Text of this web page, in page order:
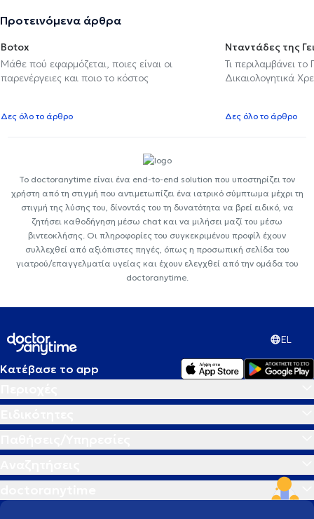
Προτεινόμενα άρθρα
Botox
Μάθε πού εφαρμόζεται, ποιες είναι οι
παρενέργειες και ποιο το κόστος
Δες όλο το άρθρο
Νταντάδες της
Τι περιλαμβάνει
Δικαιολογητικά
Δες όλο το άρθρο
Το doctoranytime είναι ένα end-to-end solution που υποστηρίζει τον
χρήστη από τη στιγμή που αντιμετωπίζει ένα ιατρικό σύμπτωμα μέχρι τη
στιγμή της λύσης του, δίνοντάς του τη δυνατότητα να βρεί ειδικό, να
ζητήσει καθοδήγηση μέσω chat και να μιλήσει μαζί του μέσω
βιντεοκλήσης. Οι πληροφορίες του συγκεκριμένου προφίλ έχουν
συλλεχθεί από αξιόπιστες πηγές, όπως η προσωπική σελίδα του
γιατρού/επαγγελματία υγείας και έχουν ελεγχθεί από την ομάδα του
doctoranytime.
EL
Κατέβασε το app